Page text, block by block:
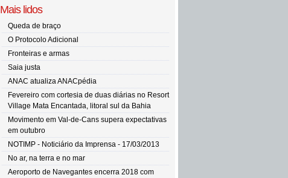
Mais lidos
Queda de braço
O Protocolo Adicional
Fronteiras e armas
Saia justa
ANAC atualiza ANACpédia
Fevereiro com cortesia de duas diárias no Resort
Village Mata Encantada, litoral sul da Bahia
Movimento em Val-de-Cans supera expectativas
em outubro
NOTIMP - Noticiário da Imprensa - 17/03/2013
No ar, na terra e no mar
Aeroporto de Navegantes encerra 2018 com